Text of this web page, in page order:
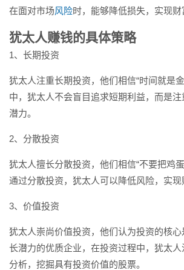
在面对市场风险时，能够降低损失，实现财
犹太人赚钱的具体策略
1、长期投资
犹太人注重长期投资，他们相信“时间就是
中，犹太人不会盲目追求短期利益，而是
潜力。
2、分散投资
犹太人擅长分散投资，他们相信“不要把鸡蛋
通过分散投资，犹太人可以降低风险，实现
3、价值投资
犹太人崇尚价值投资，他们认为投资的核
长潜力的优质企业，在投资过程中，犹太
分析，挖掘具有投资价值的股票。